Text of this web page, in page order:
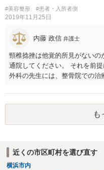
#美容整形 #患者・入所者側
2019年11月25日
内藤 政信 弁護士
頸椎捻挫は他覚的所見がないの
通院してください。 それを前
外科の先生には、整骨院での治
も
近くの市区町村を選び直す
横浜市内